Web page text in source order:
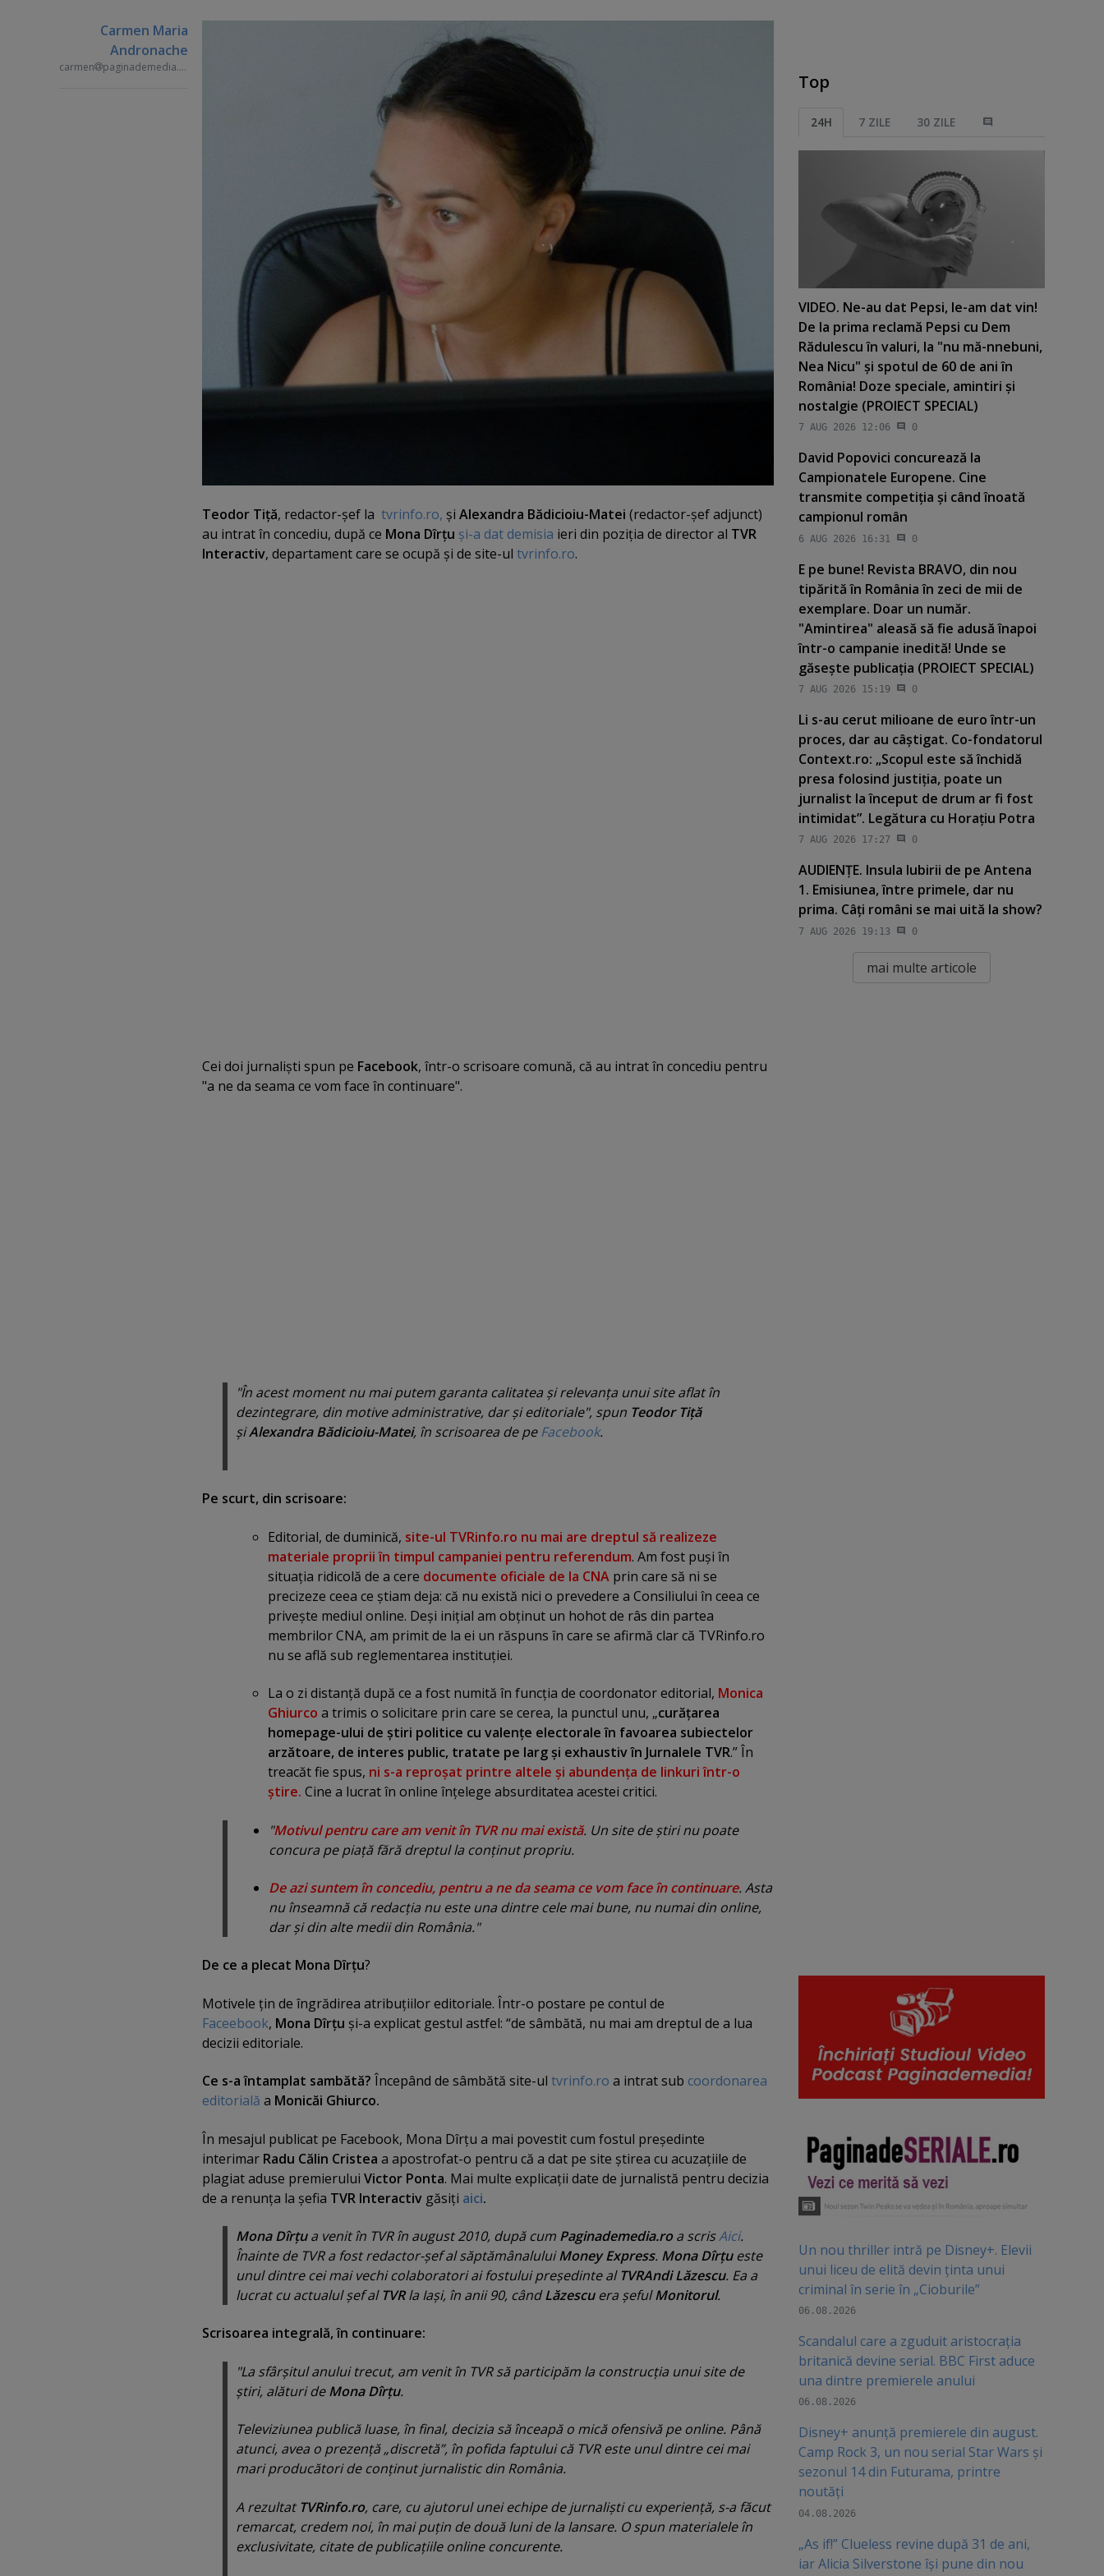
Carmen Maria
Andronache
carmen paginademedia.ro
Teodor Tiţă, redactor-şef la tvrinfo.ro, şi Alexandra Bădicioiu-Matei (redactor-şef adjunct)
au intrat în concediu, după ce Mona Dîrţu şi-a dat demisia ieri din poziţia de director al TVR
Interactiv, departament care se ocupă şi de site-ul tvrinfo.ro.
Cei doi jurnalişti spun pe Facebook, într-o scrisoare comună, că au intrat în concediu pentru
"a ne da seama ce vom face în continuare".
"În acest moment nu mai putem garanta calitatea şi relevanţa unui site aflat în
dezintegrare, din motive administrative, dar şi editoriale", spun Teodor Tiţă
şiAlexandra Bădicioiu-Matei, în scrisoarea de peFacebook.
Pe scurt, din scrisoare:
Editorial, de duminică, site-ul TVRinfo.ro nu mai are dreptul să realizeze
materiale proprii în timpul campaniei pentru referendum. Am fost puşi în
situaţia ridicolă de a cere documente oficiale de la CNA prin care să ni se
precizeze ceea ce ştiam deja: că nu există nici o prevedere a Consiliului în ceea ce
priveşte mediul online. Deşi iniţial am obţinut un hohot de râs din partea
membrilor CNA, am primit de la ei un răspuns în care se afirmă clar că TVRinfo.ro
nu se află sub reglementarea instituţiei.
La o zi distanţă după ce a fost numită în funcţia de coordonator editorial, Monica
Ghiurco a trimis o solicitare prin care se cerea, la punctul unu, „curăţarea
homepage-ului de ştiri politice cu valenţe electorale în favoarea subiectelor
arzătoare, de interes public, tratate pe larg şi exhaustiv în Jurnalele TVR.” În
treacăt fie spus, ni s-a reproşat printre altele şi abundenţa de linkuri într-o
ştire. Cine a lucrat în online înţelege absurditatea acestei critici.
"Motivul pentru care am venit în TVR nu mai există. Un site de ştiri nu poate
concura pe piaţă fără dreptul la conţinut propriu.
De azi suntem în concediu, pentru a ne da seama ce vom face în continuare. Asta
nu înseamnă că redacţia nu este una dintre cele mai bune, nu numai din online,
dar şi din alte medii din România."
De ce a plecat Mona Dîrţu?
Motivele ţin de îngrădirea atribuţiilor editoriale. Într-o postare pe contul de
Faceebook, Mona Dîrţu şi-a explicat gestul astfel: “de sâmbătă, nu mai am dreptul de a lua
decizii editoriale.
Ce s-a întamplat sambătă? Începând de sâmbătă site-ul tvrinfo.ro a intrat sub coordonarea
editorială a Monicăi Ghiurco.
În mesajul publicat pe Facebook, Mona Dîrţu a mai povestit cum fostul preşedinte
interimar Radu Călin Cristea a apostrofat-o pentru că a dat pe site ştirea cu acuzaţiile de
plagiat aduse premierului Victor Ponta. Mai multe explicaţii date de jurnalistă pentru decizia
de a renunţa la şefia TVR Interactiv găsiţi aici.
Mona Dîrţua venit în TVR în august 2010, după cum Paginademedia.roa scrisAici.
Înainte de TVR a fost redactor-şef al săptămânaluluiMoney Express. Mona Dîrţueste
unul dintre cei mai vechi colaboratori ai fostului preşedinte al TVRAndi Lăzescu. Ea a
lucrat cu actualul şef al TVRla Iaşi, în anii 90, cândLăzescuera şefulMonitorul.
Scrisoarea integrală, în continuare:
"La sfârşitul anului trecut, am venit în TVR să participăm la construcţia unui site de
ştiri, alături deMona Dîrţu.
Televiziunea publică luase, în final, decizia să înceapă o mică ofensivă pe online. Până
atunci, avea o prezenţă „discretă”, în pofida faptului că TVR este unul dintre cei mai
mari producători de conţinut jurnalistic din România.
A rezultatTVRinfo.ro, care, cu ajutorul unei echipe de jurnalişti cu experienţă, s-a făcut
remarcat, credem noi, în mai puţin de două luni de la lansare. O spun materialele în
exclusivitate, citate de publicaţiile online concurente.
Top
24H 7 ZILE 30 ZILE
VIDEO. Ne-au dat Pepsi, le-am dat vin!
De la prima reclamă Pepsi cu Dem
Rădulescu în valuri, la "nu mă-nnebuni,
Nea Nicu" şi spotul de 60 de ani în
România! Doze speciale, amintiri şi
nostalgie (PROIECT SPECIAL)
7 AUG 2026 12:06 0
David Popovici concurează la
Campionatele Europene. Cine
transmite competiţia şi când înoată
campionul român
6 AUG 2026 16:31 0
E pe bune! Revista BRAVO, din nou
tipărită în România în zeci de mii de
exemplare. Doar un număr.
"Amintirea" aleasă să fie adusă înapoi
într-o campanie inedită! Unde se
găseşte publicaţia (PROIECT SPECIAL)
7 AUG 2026 15:19 0
Li s-au cerut milioane de euro într-un
proces, dar au câştigat. Co-fondatorul
Context.ro: „Scopul este să închidă
presa folosind justiţia, poate un
jurnalist la început de drum ar fi fost
intimidat”. Legătura cu Horaţiu Potra
7 AUG 2026 17:27 0
AUDIENŢE. Insula Iubirii de pe Antena
1. Emisiunea, între primele, dar nu
prima. Câţi români se mai uită la show?
7 AUG 2026 19:13 0
mai multe articole
Un nou thriller intră pe Disney+. Elevii
unui liceu de elită devin ținta unui
criminal în serie în „Cioburile”
06.08.2026
Scandalul care a zguduit aristocrația
britanică devine serial. BBC First aduce
una dintre premierele anului
06.08.2026
Disney+ anunță premierele din august.
Camp Rock 3, un nou serial Star Wars și
sezonul 14 din Futurama, printre
noutăți
04.08.2026
„As if!” Clueless revine după 31 de ani,
iar Alicia Silverstone își pune din nou